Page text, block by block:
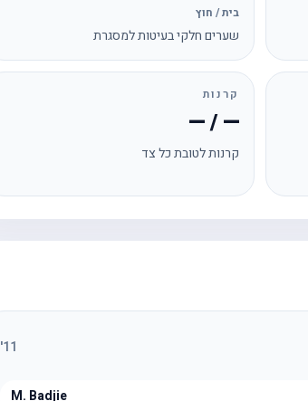
בית / חוץ
שערים חלקי בעיטות למסגרת
קרנות
— / —
קרנות לטובת כל צד
11
'
M. Badjie